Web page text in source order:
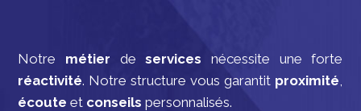
Notre métier deservices nécessite une forte
réactivité. Notre structure vous garantit proximité
écoute et conseils personnalisés.